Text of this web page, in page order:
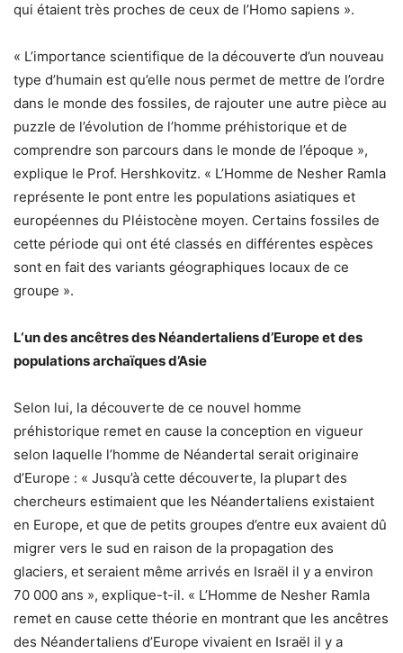
qui étaient très proches de ceux de l’Homo sapiens ».
« L’importance scientifique de la découverte d’un nouveau
type d’humain est qu’elle nous permet de mettre de l’ordre
dans le monde des fossiles, de rajouter une autre pièce au
puzzle de l’évolution de l’homme préhistorique et de
comprendre son parcours dans le monde de l’époque »,
explique le Prof. Hershkovitz. « L’Homme de Nesher Ramla
représente le pont entre les populations asiatiques et
européennes du Pléistocène moyen. Certains fossiles de
cette période qui ont été classés en différentes espèces
sont en fait des variants géographiques locaux de ce
groupe ».
L‘un des ancêtres des Néandertaliensd’Europe et des
populations archaïquesd’Asie
Selon lui, la découverte de ce nouvel homme
préhistorique remet en cause la conception en vigueur
selon laquelle l’homme de Néandertal serait originaire
d’Europe : « Jusqu’à cette découverte, la plupart des
chercheurs estimaient que les Néandertaliens existaient
en Europe, et que de petits groupes d’entre eux avaient dû
migrer vers le sud en raison de la propagation des
glaciers, et seraient même arrivés en Israël il y a environ
70 000 ans », explique-t-il. « L’Homme de Nesher Ramla
remet en cause cette théorie en montrant que les ancêtres
des Néandertaliens d’Europe vivaient en Israël il y a